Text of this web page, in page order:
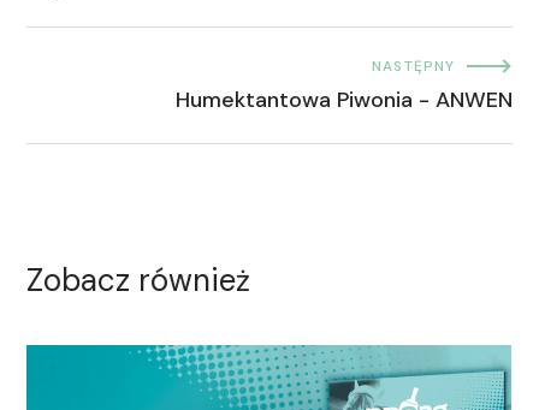
NASTĘPNY
Humektantowa Piwonia - ANWEN
Zobacz również